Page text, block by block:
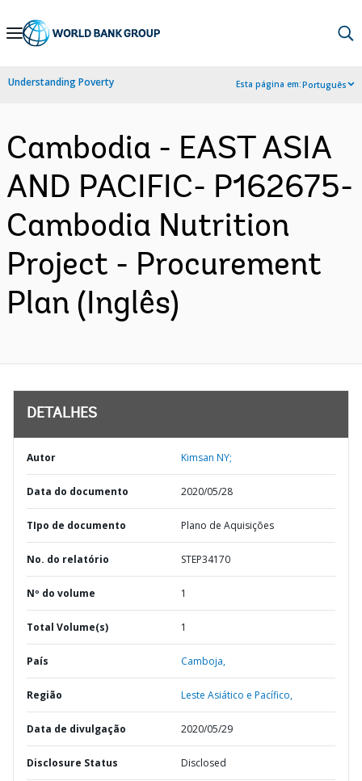
Skip
Navigation
Understanding Poverty Esta página em:Português
Cambodia - EAST ASIA
AND PACIFIC- P162675-
Cambodia Nutrition
Project - Procurement
Plan (Inglês)
DETALHES
Autor Kimsan NY;
Data do documento 2020/05/28
TIpo de documento Plano de Aquisições
No. do relatório STEP34170
Nº do volume 1
Total Volume(s) 1
País Camboja,
Região Leste Asiático e Pacífico,
Data de divulgação 2020/05/29
Disclosure Status Disclosed